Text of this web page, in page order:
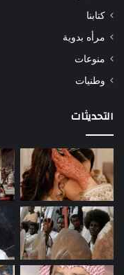
كتابنا
مرأه بدوية
منوعات
وطنيات
التحديثات